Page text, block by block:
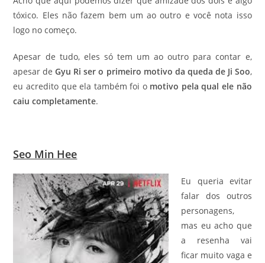
tóxico. Eles não fazem bem um ao outro e você nota isso
logo no começo.
Apesar de tudo, eles só tem um ao outro para contar e,
apesar deGyu Ri ser o primeiro motivo da queda de Ji Soo,
eu acredito que ela também foi o motivo pela qual ele não
caiu completamente.
Seo Min Hee
Eu queria evitar
falar dos outros
personagens,
mas eu acho que
a resenha vai
ficar muito vaga e